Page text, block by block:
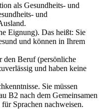
als Gesundheits- und
und
Eignung). Das heißt: Sie
und können in Ihrem
den Beruf (persönliche
und haben keine
Sie müssen
B2 nach dem Gemeinsamen
Sprachen nachweisen.